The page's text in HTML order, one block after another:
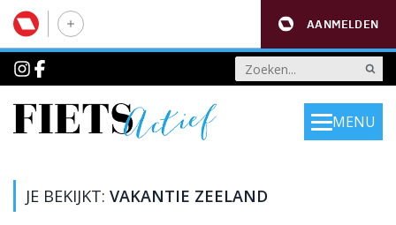
AANMELDEN
MENU
JE BEKIJKT: VAKANTIE ZEELAND